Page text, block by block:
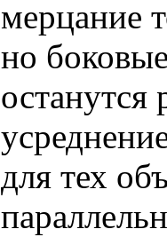
мерцание
но
для тех